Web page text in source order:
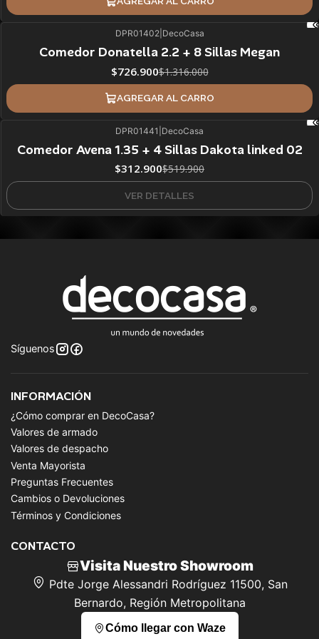
DPR01402| DecoCasa
Comedor Donatella 2.2 + 8 Sillas Megan
$726.900$1.316.000
AGREGAR AL CARRO
Agotado
DPR01441 DecoCasa
Comedor Avena 1.35 + 4 Sillas Dakota linked 02
$312.900$519.900
VER DETALLES
Síguenos
INFORMACIÓN
¿Cómo comprar en DecoCasa?
Valores de armado
Valores de despacho
Venta Mayorista
Preguntas Frecuentes
Cambios o Devoluciones
Términos y Condiciones
CONTACTO
Visita Nuestro Showroom
Pdte Jorge Alessandri Rodríguez 11500, San
Bernardo, Región Metropolitana
Cómo llegar con Waze